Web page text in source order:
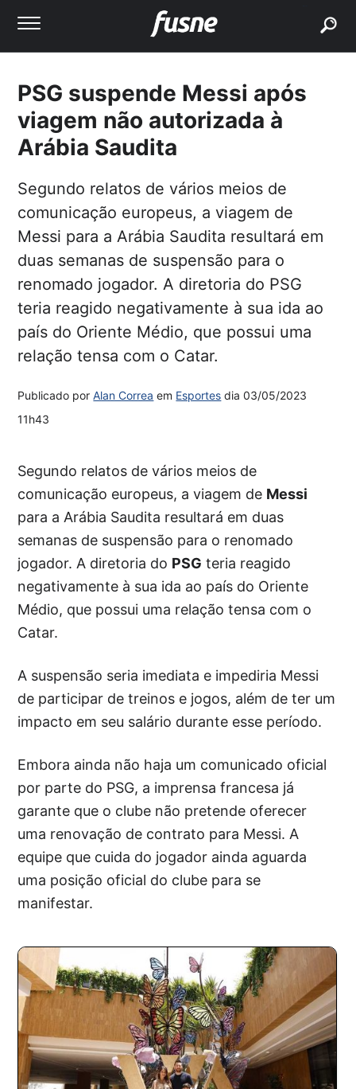
PSG suspende Messi após
viagem não autorizada à
Arábia Saudita
Segundo relatos de vários meios de
comunicação europeus, a viagem de
Messi para a Arábia Saudita resultará em
duas semanas de suspensão para o
renomado jogador. A diretoria do PSG
teria reagido negativamente à sua ida ao
país do Oriente Médio, que possui uma
relação tensa com o Catar.
Publicado porAlan Correa em Esportes dia03/05/2023
11h43
Segundo relatos de vários meios de
comunicação europeus, a viagem de Messi
para a Arábia Saudita resultará em duas
semanas de suspensão para o renomado
jogador. A diretoria do PSG teria reagido
negativamente à sua ida ao país do Oriente
Médio, que possui uma relação tensa com o
Catar.
A suspensão seria imediata e impediria Messi
de participar de treinos e jogos, além de ter um
impacto em seu salário durante esse período.
Embora ainda não haja um comunicado oficial
por parte do PSG, a imprensa francesa já
garante que o clube não pretende oferecer
uma renovação de contrato para Messi. A
equipe que cuida do jogador ainda aguarda
uma posição oficial do clube para se
manifestar.